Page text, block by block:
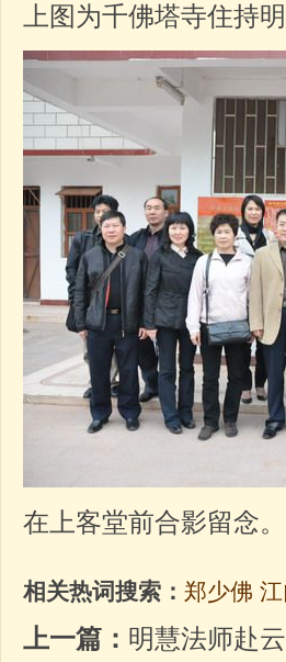
上图为千佛塔寺住持
在上客堂前合影留念。
相关热词搜索： 郑少佛
上一篇： 明慧法师赴